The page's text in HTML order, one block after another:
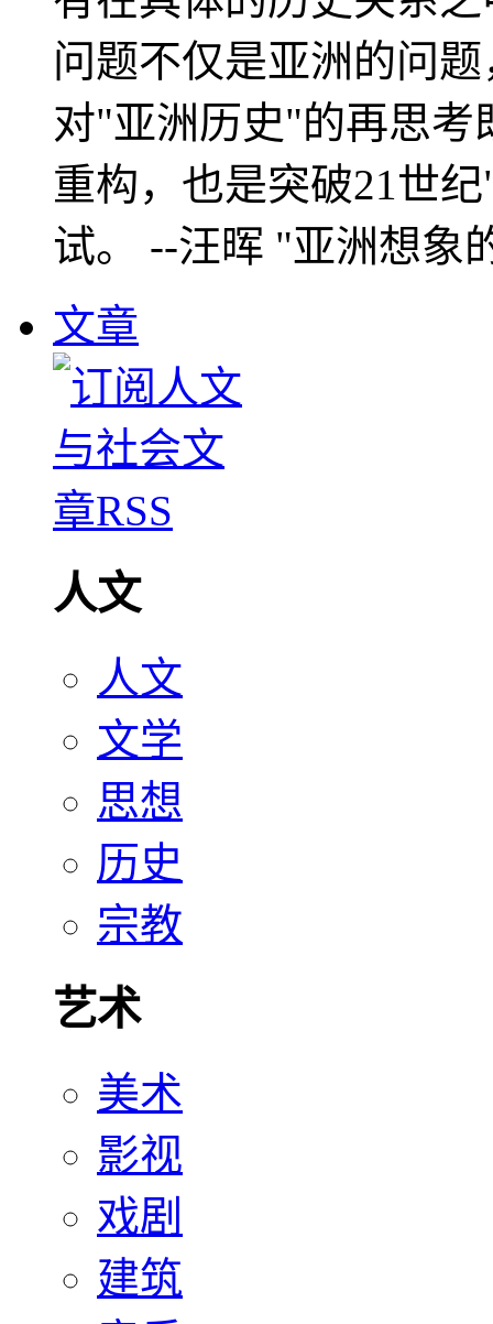
问题不仅是亚洲的问
对"亚洲历史"的再思考
重构，也是突破21世
试。 --汪晖 "亚洲想象
文章
人文
人文
文学
思想
历史
宗教
艺术
美术
影视
戏剧
建筑